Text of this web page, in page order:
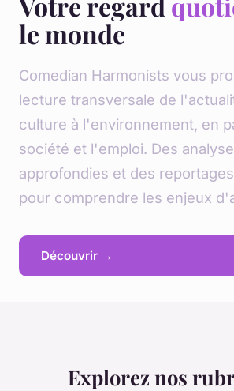
le monde
Comedian Harmonists vous
lecture transversale de
culture à l'environnement, en
société et l'emploi. Des
approfondies et des
pour comprendre les enjeux
Découvrir →
Explorez nos